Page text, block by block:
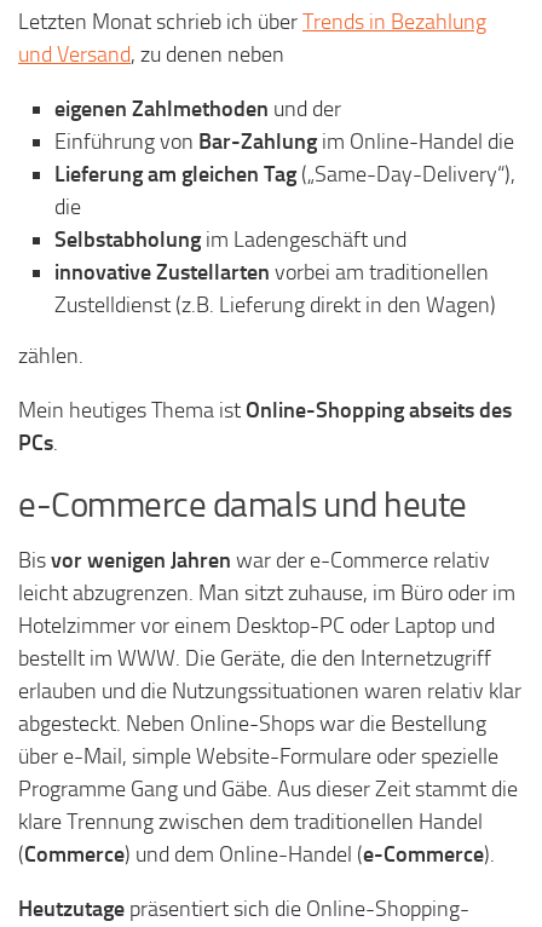
Letzten Monat schrieb ich überTrends in Bezahlung
und Versand, zu denen neben
eigenen Zahlmethoden und der
Einführung von Bar-Zahlung im Online-Handel die
Lieferung am gleichen Tag („Same-Day-Delivery“),
die
Selbstabholung im Ladengeschäft und
innovative Zustellarten vorbei am traditionellen
Zustelldienst (z.B. Lieferung direkt in den Wagen)
zählen.
Mein heutiges Thema istOnline-Shopping abseits des
PCs.
e-Commerce damals und heute
Bisvor wenigen Jahren war der e-Commerce relativ
leicht abzugrenzen. Man sitzt zuhause, im Büro oder im
Hotelzimmer vor einem Desktop-PC oder Laptop und
bestellt im WWW. Die Geräte, die den Internetzugriff
erlauben und die Nutzungssituationen waren relativ klar
abgesteckt. Neben Online-Shops war die Bestellung
über e-Mail, simple Website-Formulare oder spezielle
Programme Gang und Gäbe. Aus dieser Zeit stammt die
klare Trennung zwischen dem traditionellen Handel
(Commerce) und dem Online-Handel (e-Commerce).
Heutzutage präsentiert sich die Online-Shopping-